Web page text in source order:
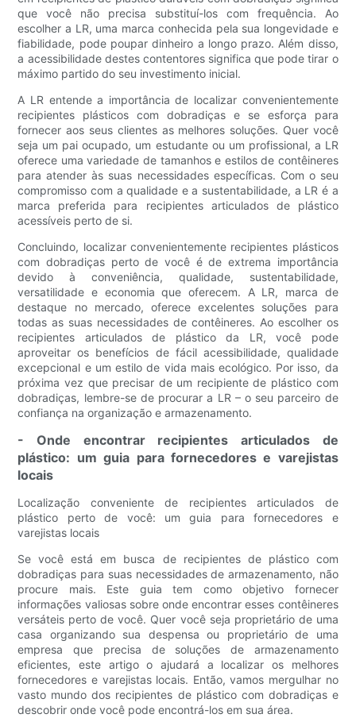
que você não precisa substituí-los com frequência. Ao
escolher a LR, uma marca conhecida pela sua longevidade e
fiabilidade, pode poupar dinheiro a longo prazo. Além disso,
a acessibilidade destes contentores significa que pode tirar o
máximo partido do seu investimento inicial.
A LR entende a importância de localizar convenientemente
recipientes plásticos com dobradiças e se esforça para
fornecer aos seus clientes as melhores soluções. Quer você
seja um pai ocupado, um estudante ou um profissional, a LR
oferece uma variedade de tamanhos e estilos de contêineres
para atender às suas necessidades específicas. Com o seu
compromisso com a qualidade e a sustentabilidade, a LR é a
marca preferida para recipientes articulados de plástico
acessíveis perto de si.
Concluindo, localizar convenientemente recipientes plásticos
com dobradiças perto de você é de extrema importância
devido à conveniência, qualidade, sustentabilidade,
versatilidade e economia que oferecem. A LR, marca de
destaque no mercado, oferece excelentes soluções para
todas as suas necessidades de contêineres. Ao escolher os
recipientes articulados de plástico da LR, você pode
aproveitar os benefícios de fácil acessibilidade, qualidade
excepcional e um estilo de vida mais ecológico. Por isso, da
próxima vez que precisar de um recipiente de plástico com
dobradiças, lembre-se de procurar a LR – o seu parceiro de
confiança na organização e armazenamento.
- Onde encontrar recipientes articulados de
plástico: um guia para fornecedores e varejistas
locais
Localização conveniente de recipientes articulados de
plástico perto de você: um guia para fornecedores e
varejistas locais
Se você está em busca de recipientes de plástico com
dobradiças para suas necessidades de armazenamento, não
procure mais. Este guia tem como objetivo fornecer
informações valiosas sobre onde encontrar esses contêineres
versáteis perto de você. Quer você seja proprietário de uma
casa organizando sua despensa ou proprietário de uma
empresa que precisa de soluções de armazenamento
eficientes, este artigo o ajudará a localizar os melhores
fornecedores e varejistas locais. Então, vamos mergulhar no
vasto mundo dos recipientes de plástico com dobradiças e
descobrir onde você pode encontrá-los em sua área.